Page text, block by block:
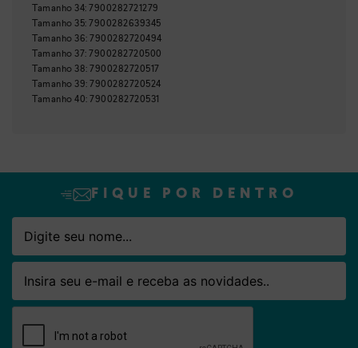
Tamanho 34:7900282721279
Tamanho 35:7900282639345
Tamanho 36:7900282720494
Tamanho 37:7900282720500
Tamanho 38:7900282720517
Tamanho 39:7900282720524
Tamanho40:7900282720531
FIQUE POR DENTRO
Nome
Email